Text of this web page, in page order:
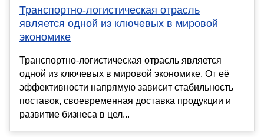
Транспортно-логистическая отрасль
является одной из ключевых в мировой
экономике
Транспортно-логистическая отрасль является
одной из ключевых в мировой экономике. От её
эффективности напрямую зависит стабильность
поставок, своевременная доставка продукции и
развитие бизнеса в цел...